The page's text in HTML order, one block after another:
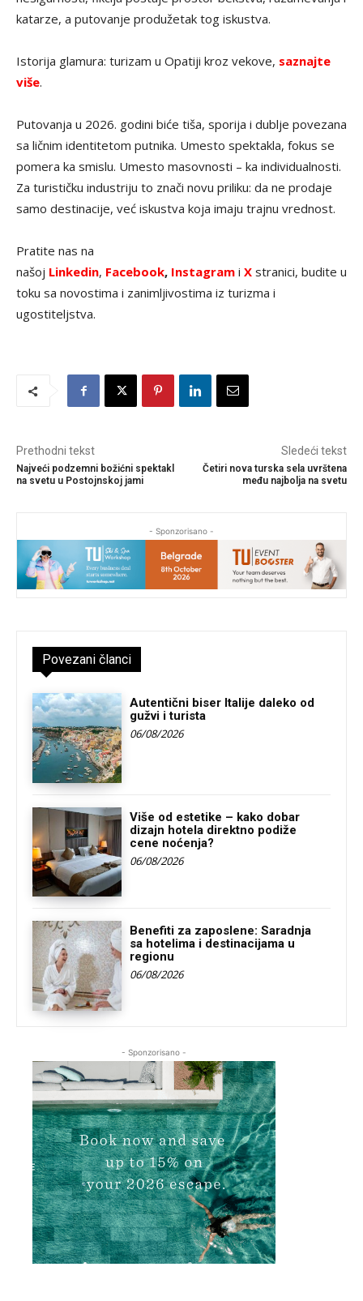
katarze, a putovanje produžetak tog iskustva.
Istorija glamura: turizam u Opatiji kroz vekove, saznajte
više.
Putovanja u 2026. godini biće tiša, sporija i dublje povezana
sa ličnim identitetom putnika. Umesto spektakla, fokus se
pomera ka smislu. Umesto masovnosti – ka individualnosti.
Za turističku industriju to znači novu priliku: da ne prodaje
samo destinacije, već iskustva koja imaju trajnu vrednost.
Pratite nas na
našoj Linkedin, Facebook, Instagram i X stranici, budite u
toku sa novostima i zanimljivostima iz turizma i
ugostiteljstva.
Prethodni tekst
Najveći podzemni božićni spektakl
na svetu u Postojnskoj jami
Sledeći tekst
Četiri nova turska sela uvrštena
među najbolja na svetu
- Sponzorisano -
Povezani članci
Autentični biser Italije daleko od
gužvi i turista
06/08/2026
Više od estetike – kako dobar
dizajn hotela direktno podiže
cene noćenja?
06/08/2026
Benefiti za zaposlene: Saradnja
sa hotelima i destinacijama u
regionu
06/08/2026
- Sponzorisano -